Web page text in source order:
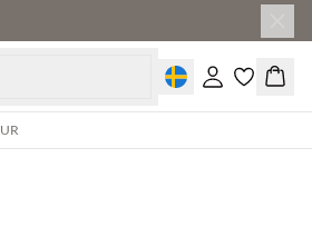
Logga in Korg